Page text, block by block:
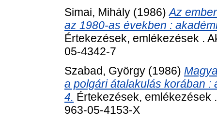
Simai, Mihály (1986)Az
az 1980-as években :
Értekezések, emlékezések .
05-4342-7
Szabad, György (1986)
a polgári átalakulás korában :
4. Értekezések, emlékezések
963-05-4153-X